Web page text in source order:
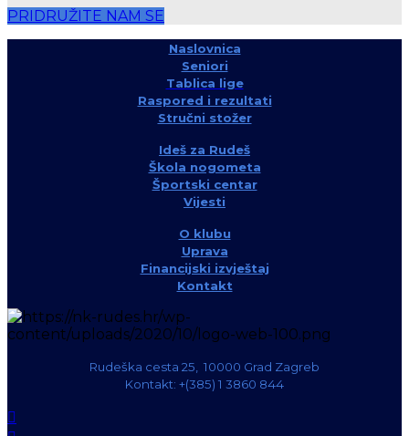
PRIDRUŽITE NAM SE
Naslovnica
Seniori
Tablica lige
Raspored i rezultati
Stručni stožer
Ideš za Rudeš
Škola nogometa
Športski centar
Vijesti
O klubu
Uprava
Financijski izvještaj
Kontakt
Rudeška cesta 25, 10000 Grad Zagreb
Kontakt: +(385) 1 3860 844